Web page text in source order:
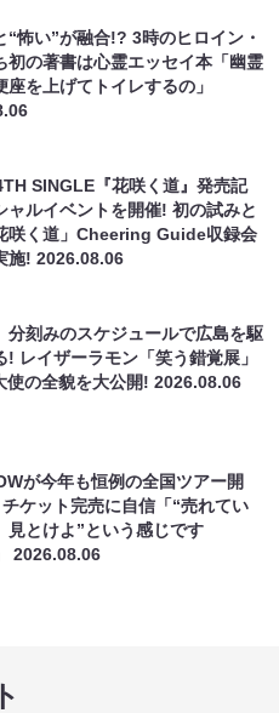
“怖い”が融合!? 3時のヒロイン・
初の著書は心霊エッセイ本「幽霊
座を上げてトイレするの」
SINGLE『花咲く道』発売記
ャルイベントを開催! 初の試みと
咲く道」Cheering Guide収録会
施!2026.08.06
分刻みのスケジュールで広島を駆
! レイザーラモン「笑う錯覚展」
使の全貌を大公開!2026.08.06
が今年も恒例の全国ツアー開
ケット完売に自信「“売れてい
見とけよ”という感じです
2026.08.06